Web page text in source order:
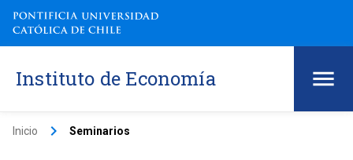
Instituto de Economía
Inicio keyboard_arrow_right Seminarios